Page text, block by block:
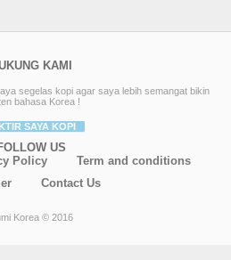
KAMI
segelas kopi agar saya lebih semangat bikin
bahasa Korea !
SAYA KOPI
US
Policy
Term and conditions
Contact Us
Korea © 2016